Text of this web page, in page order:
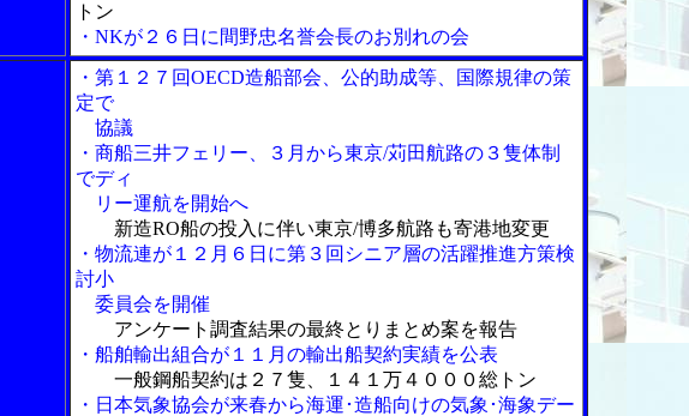
トン
・NKが２６日に間野忠名誉会長のお別れの会
・第１２７回OECD造船部会、公的助成等、国際規律の策
定で
協議
・商船三井フェリー、３月から東京/苅田航路の３隻体制
でディ
リー運航を開始へ
新造RO船の投入に伴い東京/博多航路も寄港地変更
・物流連が１２月６日に第３回シニア層の活躍推進方策検
討小
委員会を開催
アンケート調査結果の最終とりまとめ案を報告
・船舶輸出組合が１１月の輸出船契約実績を公表
一般鋼船契約は２７隻、１４１万４０００総トン
・日本気象協会が来春から海運･造船向けの気象･海象デー